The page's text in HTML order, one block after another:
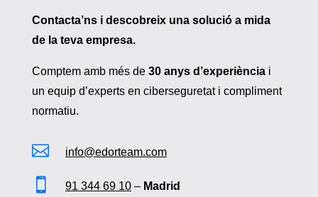
Contacta’ns i descobreix una solució a mida
de la teva empresa.
Comptem amb més de 30 anys d’experiènciai
un equip d’experts en ciberseguretat i compliment
normatiu.
 info@edorteam.com
 91 344 69 10– Madrid